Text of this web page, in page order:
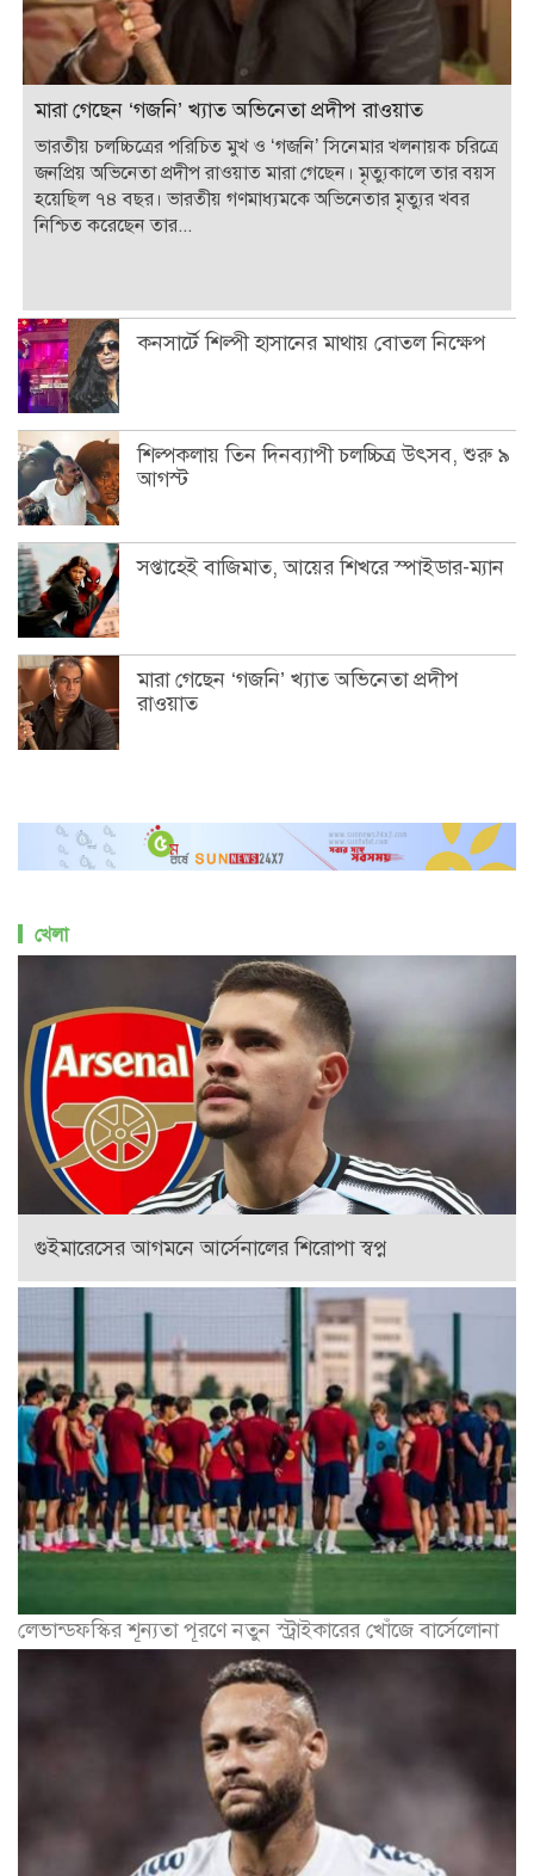
মারা গেছেন ‘গজনি’ খ্যাত অভিনেতা প্রদীপ রাওয়াত
ভারতীয় চলচ্চিত্রের পরিচিত মুখ ও ‘গজনি’ সিনেমার খলনায়ক চরিত্রে
জনপ্রিয় অভিনেতা প্রদীপ রাওয়াত মারা গেছেন। মৃত্যুকালে তার বয়স
হয়েছিল ৭৪ বছর। ভারতীয় গণমাধ্যমকে অভিনেতার মৃত্যুর খবর
নিশ্চিত করেছেন তার...
কনসার্টে শিল্পী হাসানের মাথায় বোতল নিক্ষেপ
শিল্পকলায় তিন দিনব্যাপী চলচ্চিত্র উৎসব, শুরু ৯
আগস্ট
সপ্তাহেই বাজিমাত, আয়ের শিখরে স্পাইডার-ম্যান
মারা গেছেন ‘গজনি’ খ্যাত অভিনেতা প্রদীপ
রাওয়াত
খেলা
গুইমারেসের আগমনে আর্সেনালের শিরোপা স্বপ্ন
লেভান্ডফস্কির শূন্যতা পূরণে নতুন স্ট্রাইকারের খোঁজে বার্সেলোনা